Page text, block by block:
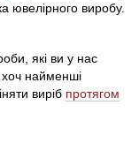
ювелірного виробу.
які ви у нас
найменші
виріб протягом